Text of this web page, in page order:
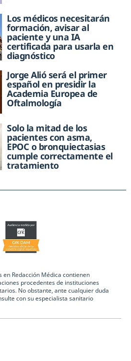
Los médicos necesitarán
formación, avisar al
paciente y una IA
certificada para usarla en
diagnóstico
Jorge Alió será el primer
español en presidir la
Academia Europea de
Oftalmología
Solo la mitad de los
pacientes con asma,
EPOC o bronquiectasias
cumple correctamente el
tratamiento
en Redacción Médica contienen
procedentes de instituciones
No obstante, ante cualquier duda
con su especialista sanitario